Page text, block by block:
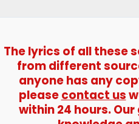
The lyrics of all these
from different
anyone has any
pleasecontact us
within 24 hours.